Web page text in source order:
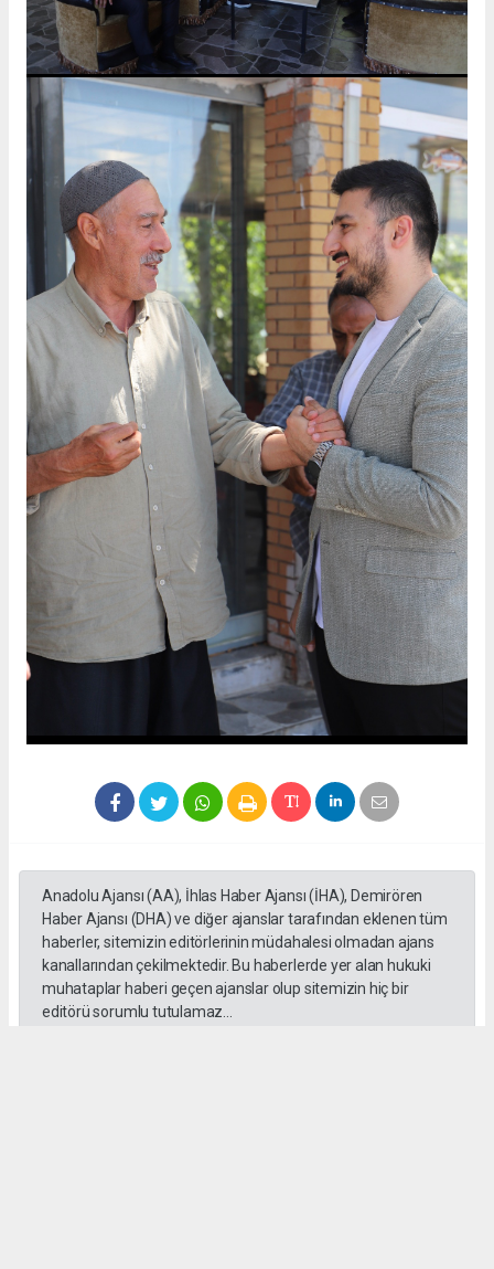
Anadolu Ajansı (AA), İhlas Haber Ajansı (İHA), Demirören
Haber Ajansı (DHA) ve diğer ajanslar tarafından eklenen tüm
haberler, sitemizin editörlerinin müdahalesi olmadan ajans
kanallarından çekilmektedir. Bu haberlerde yer alan hukuki
muhataplar haberi geçen ajanslar olup sitemizin hiç bir
editörü sorumlu tutulamaz...